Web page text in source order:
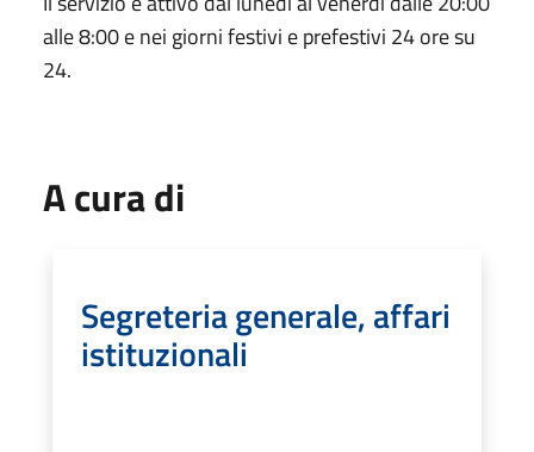
alle 8:00 e nei giorni festivi e prefestivi 24 ore su
24.
A cura di
Segreteria generale, affari
istituzionali